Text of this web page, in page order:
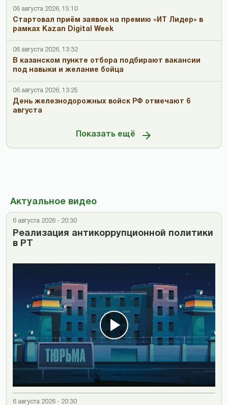
06 августа 2026, 15:10
Стартовал приём заявок на премию «ИТ Лидер» в
рамках Kazan Digital Week
06 августа 2026, 13:32
В казанском пункте отбора подбирают вакансии
под навыки и желание бойца
06 августа 2026, 13:25
День железнодорожных войск РФ отмечают 6
августа
Показать ещё
Актуальное видео
6 августа 2026 - 20:30
Реализация антикоррупционной политики
в РТ
6 августа 2026 - 20:30